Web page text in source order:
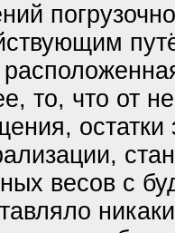
то, что от
остатки
весов с